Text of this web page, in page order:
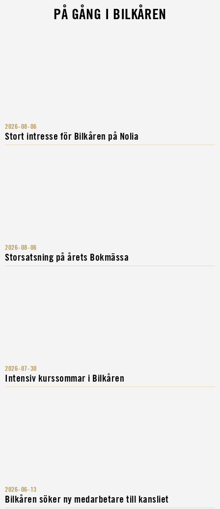
PÅ GÅNG I BILKÅREN
2026-08-06
Stort intresse för Bilkåren på Nolia
2026-08-06
Storsatsning på årets Bokmässa
2026-07-30
Intensiv kurssommar i Bilkåren
2026-06-13
Bilkåren söker ny medarbetare till kansliet